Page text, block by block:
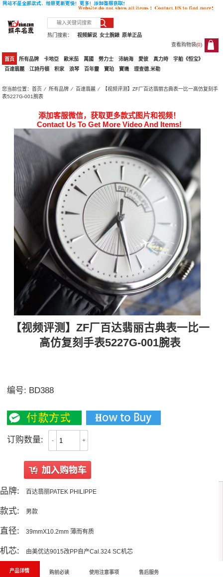
热门搜索： 原单正品
女士腕錶
视频解说
查看购物袋(0)
0
首页 所有品牌 卡地亞 歐米茄 萬國 勞力士 沛納海 愛彼 真力時
宇舶《恒宝》
百達翡麗
江詩丹頓 积家 浪琴 百年靈 寶珀 寶璣 理查德.米勒
您当前位置：首页 ⁄所有品牌 ⁄ 百達翡麗 ⁄ 【视频评测】ZF厂百达翡丽古典表一比一高仿复刻手
表5227G-001腕表
添加客服微信，获取更多款式图片和视频！
Contact Us To Get More Video And Items!
【视频评测】ZF厂百达翡丽古典表一比一
高仿复刻手表5227G-001腕表
编号: BD388
订购数量: - +
品牌: 百达翡丽PATEK PHILIPPE
款式: 男款
直径: 39mmX10.2mm 薄而有质
机芯: 由美优达9015改PP自产Cal.324 SC机芯
产品详情 购前必读 使用注意事项 售后服务